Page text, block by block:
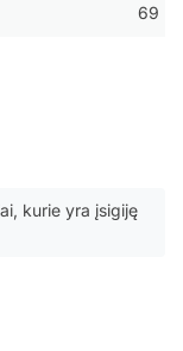
69
kurie yra įsigiję